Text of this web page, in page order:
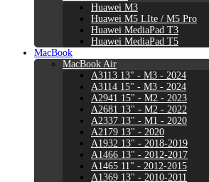
Huawei M3
Huawei M5 LIte / M5 Pro
Huawei MediaPad T3
Huawei MediaPad T5
MacBook
MacBook Air
A3113 13" - M3 - 2024
A3114 15" - M3 - 2024
A2941 15" - M2 - 2023
A2681 13" - M2 - 2022
A2337 13" - M1 - 2020
A2179 13" - 2020
A1932 13" - 2018-2019
A1466 13" - 2012-2017
A1465 11" - 2012-2015
A1369 13" - 2010-2011